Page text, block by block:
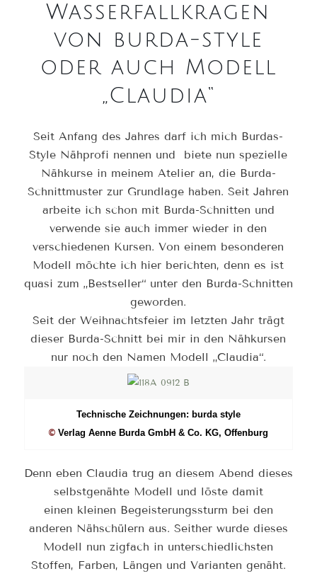
Wasserfallkragen
von burda-style
oder auch Modell
„Claudia“
Seit Anfang des Jahres darf ich mich Burdas-
Style Nähprofi nennen und biete nun spezielle
Nähkurse in meinem Atelier an, die Burda-
Schnittmuster zur Grundlage haben. Seit Jahren
arbeite ich schon mit Burda-Schnitten und
verwende sie auch immer wieder in den
verschiedenen Kursen. Von einem besonderen
Modell möchte ich hier berichten, denn es ist
quasi zum „Bestseller“ unter den Burda-Schnitten
geworden.
Seit der Weihnachtsfeier im letzten Jahr trägt
dieser Burda-Schnitt bei mir in den Nähkursen
nur noch den Namen Modell „Claudia“.
Technische Zeichnungen: burda style
©Verlag Aenne Burda GmbH & Co. KG, Offenburg
Denn eben Claudia trug an diesem Abend dieses
selbstgenähte Modell und löste damit
einen kleinen Begeisterungssturm bei den
anderen Nähschülern aus. Seither wurde dieses
Modell nun zigfach in unterschiedlichsten
Stoffen, Farben, Längen und Varianten genäht.